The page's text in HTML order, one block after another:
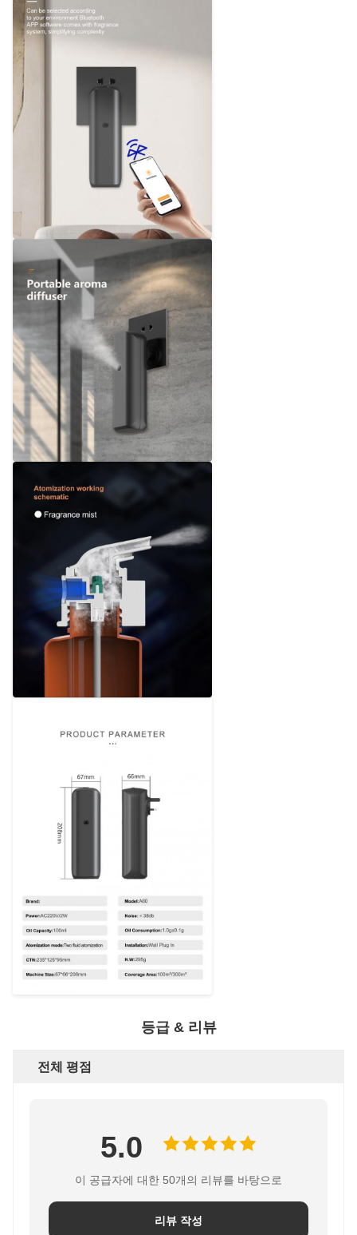
등급 & 리뷰
전체 평점
5.0
이 공급자에 대한 50개의 리뷰를 바탕으로
리뷰 작성